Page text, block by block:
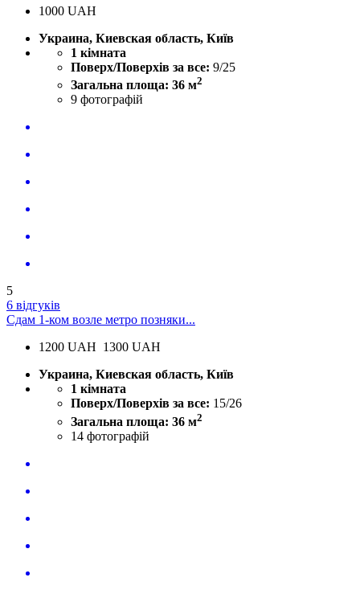
1000 UAH
Украина, Киевская область, Київ
1 кімната
Поверх/Поверхів за все: 9/25
Загальна площа: 36 м2
9 фотографій
5
6 відгуків
Сдам 1-ком возле метро позняки...
1200 UAH 1300 UAH
Украина, Киевская область, Київ
1 кімната
Поверх/Поверхів за все: 15/26
Загальна площа: 36 м2
14 фотографій